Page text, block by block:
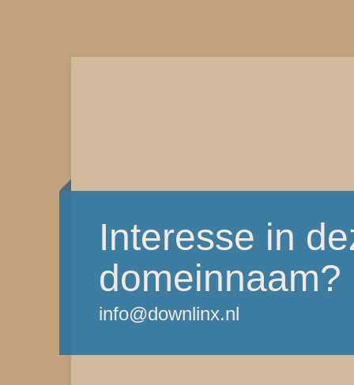
Interesse in
domeinnaam?
info@downlinx.nl